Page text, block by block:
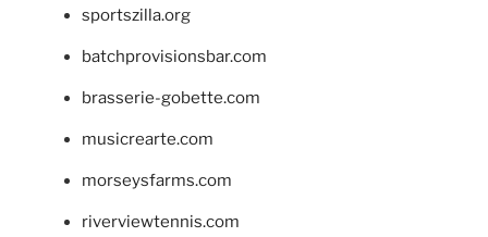
sportszilla.org
batchprovisionsbar.com
brasserie-gobette.com
musicrearte.com
morseysfarms.com
riverviewtennis.com